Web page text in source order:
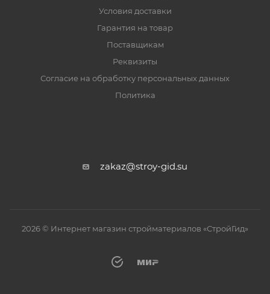
Условия доставки
Гарантия на товар
Поставщикам
Реквизиты
Согласие на обработку персональных данных
Политика
zakaz@stroy-gid.su
2026 © Интернет магазин стройматериалов «СтройГид»